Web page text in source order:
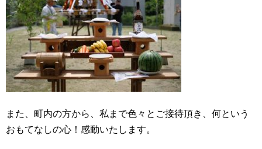
また、町内の方から、私まで色々とご接待頂き、何という
おもてなしの心！感動いたします。